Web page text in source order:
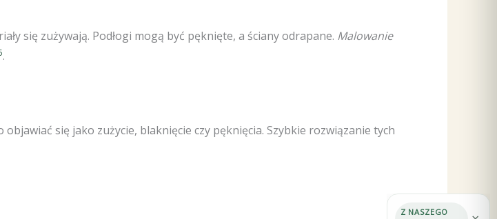
się zużywają. Podłogi mogą być pęknięte, a ściany odrapane. Malowanie
.
się jako zużycie, blaknięcie czy pęknięcia. Szybkie rozwiązanie tych
Z NASZEGO